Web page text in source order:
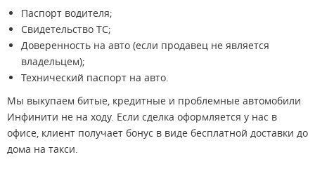
Паспорт водителя;
Свидетельство ТС;
Доверенность на авто (если продавец не является
владельцем);
Технический паспорт на авто.
Мы выкупаем битые, кредитные и проблемные автомобили
Инфинити не на ходу. Если сделка оформляется у нас в
офисе, клиент получает бонус в виде бесплатной доставки до
дома на такси.